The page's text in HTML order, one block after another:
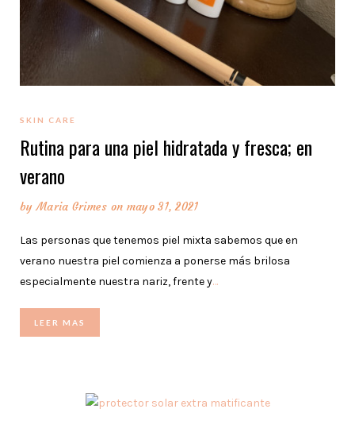
SKIN CARE
Rutina para una piel hidratada y fresca; en
verano
byMaria Grimes on mayo 31, 2021
Las personas que tenemos piel mixta sabemos que en
verano nuestra piel comienza a ponerse más brilosa
especialmente nuestra nariz, frente y…
LEER MAS